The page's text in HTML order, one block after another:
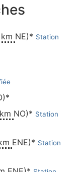
NE)* Station
NO)* Station
ENE)* Station